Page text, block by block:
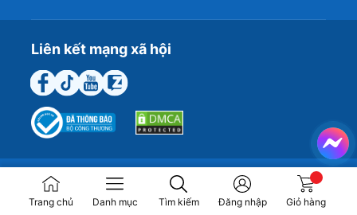
Liên kết mạng xã hội
Trang chủ Danh mục Tìm kiếm Đăng nhập Giỏ hàng